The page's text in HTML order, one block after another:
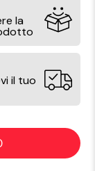
la
il tuo